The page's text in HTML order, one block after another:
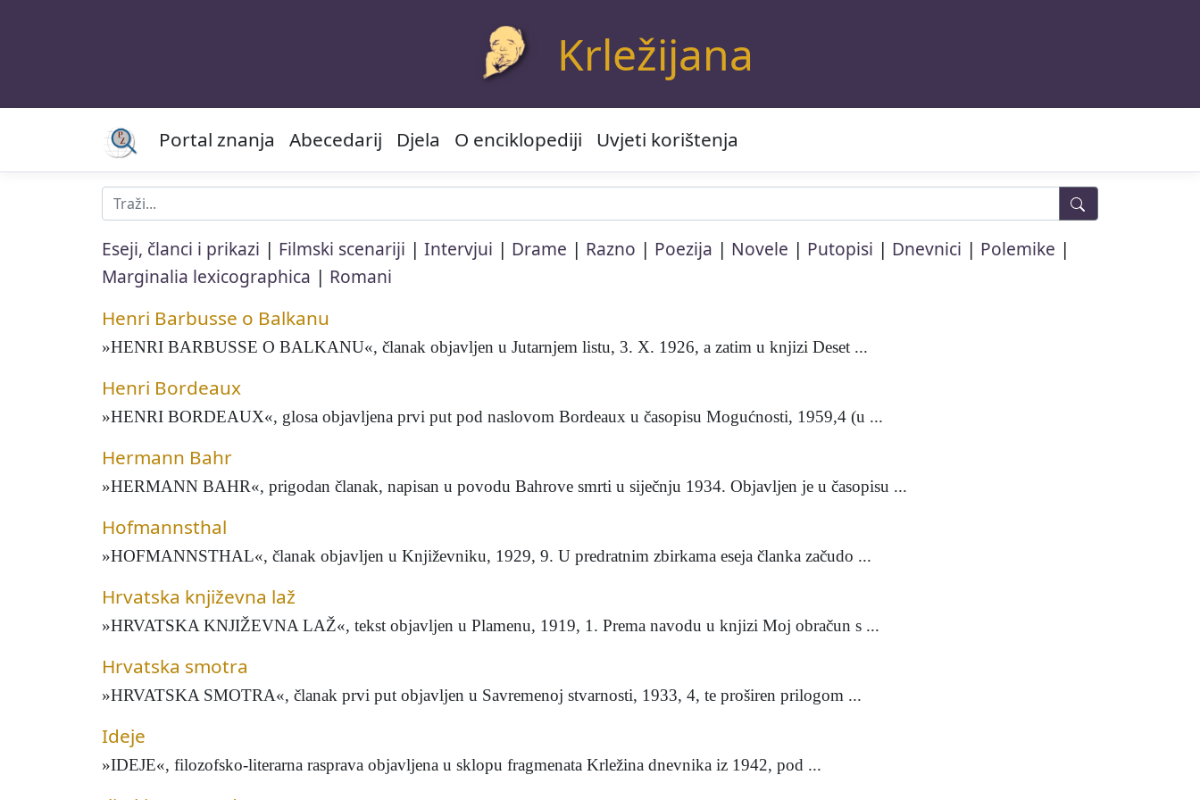
Krležijana
Portal znanja Abecedarij Djela O enciklopediji Uvjeti korištenja
Eseji, članci i prikazi | Filmski scenariji | Intervjui | Drame | Razno | Poezija | Novele | Putopisi | Dnevnici | Polemike |
Marginalia lexicographica | Romani
Henri Barbusse o Balkanu
»HENRI BARBUSSE O BALKANU«, članak objavljen u Jutarnjem listu, 3. X. 1926, a zatim u knjizi Deset ...
Henri Bordeaux
»HENRI BORDEAUX«, glosa objavljena prvi put pod naslovom Bordeaux u časopisu Mogućnosti, 1959,4 (u ...
Hermann Bahr
»HERMANN BAHR«, prigodan članak, napisan u povodu Bahrove smrti u siječnju 1934. Objavljen je u časopisu ...
Hofmannsthal
»HOFMANNSTHAL«, članak objavljen u Književniku, 1929, 9. U predratnim zbirkama eseja članka začudo ...
Hrvatska književna laž
»HRVATSKA KNJIŽEVNA LAŽ«, tekst objavljen u Plamenu, 1919, 1. Prema navodu u knjizi Moj obračun s ...
Hrvatska smotra
»HRVATSKA SMOTRA«, članak prvi put objavljen u Savremenoj stvarnosti, 1933, 4, te proširen prilogom ...
Ideje
»IDEJE«, filozofsko-literarna rasprava objavljena u sklopu fragmenata Krležina dnevnika iz 1942, pod ...